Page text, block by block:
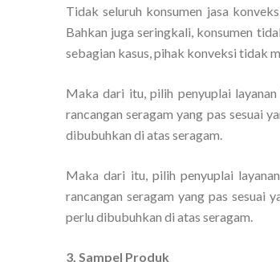
Tidak seluruh konsumen jasa
Bahkan juga seringkali, konsumen
sebagian kasus, pihak konveksi tidak
Maka dari itu, pilih penyuplai
rancangan seragam yang pas sesuai
dibubuhkan di atas seragam.
Maka dari itu, pilih penyuplai
rancangan seragam yang pas sesuai
perlu dibubuhkan di atas seragam.
3. Sampel Produk